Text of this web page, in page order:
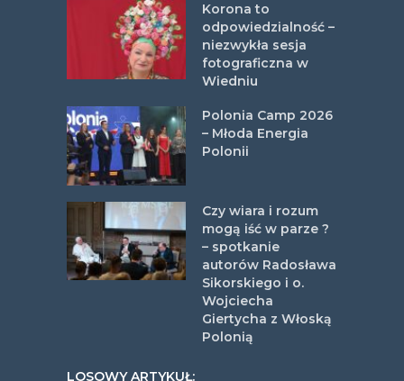
Korona to
odpowiedzialność –
niezwykła sesja
fotograficzna w
Wiedniu
Polonia Camp 2026
– Młoda Energia
Polonii
Czy wiara i rozum
mogą iść w parze ?
– spotkanie
autorów Radosława
Sikorskiego i o.
Wojciecha
Giertycha z Włoską
Polonią
LOSOWY ARTYKUŁ: